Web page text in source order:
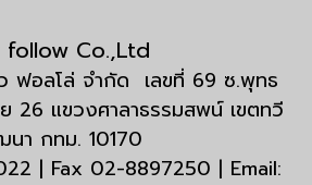
follow Co.,Ltd
ฟอลโล่ จำกัด เลขที่ 69 ซ.พุทธ
26 แขวงศาลาธรรมสพน์ เขตทวี
า กทม. 10170
| Fax 02-8897250 | Email: